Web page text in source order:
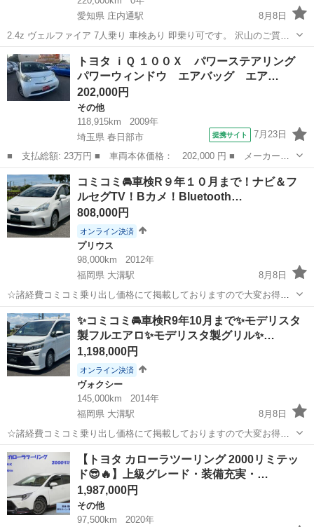
愛知県 庄内通駅
8月8日
2.4z ヴェルファイア 7人乗り 車検あり 即乗り可です。 沢山のご質問
ありがとうございます。 そのため、限界値下げで お早い方優先致しま
す。 ご覧いただきありがとうございます(^^) トラブル防止のため、最
後までお読...
愛知 名古屋市 庄内通駅 ヴェルファイア
トヨタ ｉＱ １００Ｘ パワーステアリング
パワーウィンドウ エアバッグ エア…
202,000円
その他
118,915km
2009年
埼玉県 春日部市
提携サイト 7月23日
■ 支払総額: 23万円 ■ 車両本体価格： 202,000 円 ■ メーカー
名： トヨタ ■ 車種名： ｉＱ ■ グレード名： １００Ｘ パワ
ーステアリング パワーウィンドウ エアバッグ エアコン キーレ
ス スペアキー ...
埼玉 春日部市 その他
コミコミ🚘車検R９年１０月まで！ナビ＆フ
ルセグTV！Bカメ！Bluetooth…
808,000円
オンライン決済
プリウス
98,000km
2012年
福岡県 大溝駅
8月8日
☆諸経費コミコミ乗り出し価格にて掲載しておりますので大変お得で
す！ ☆令和8年度自動車税も込みの金額です！ ☆他にもお得な在庫車
両多数御座いますので宜しければ1度プロフィール欄よりご覧下さい！
☆掲載...
福岡 筑後市 プリウス 車両
✨コミコミ🚘車検R9年10月まで✨モデリスタ
製フルエアロ✨モデリスタ製グリル✨…
1,198,000円
オンライン決済
ヴォクシー
145,000km
2014年
福岡県 大溝駅
8月8日
☆諸経費コミコミ乗り出し価格にて掲載しておりますので大変お得で
す！ ☆令和8年度自動車税も込みの金額です！ ☆車庫証明申請費用＋
登録費用として税込み33000円頂戴しております。予めご了承くださ
い。 ☆...
福岡 筑後市 大溝駅
【トヨタ カローラツーリング 2000リミテッ
ド😎🔥】上級グレード・装備充実・…
1,987,000円
その他
97,500km
2020年